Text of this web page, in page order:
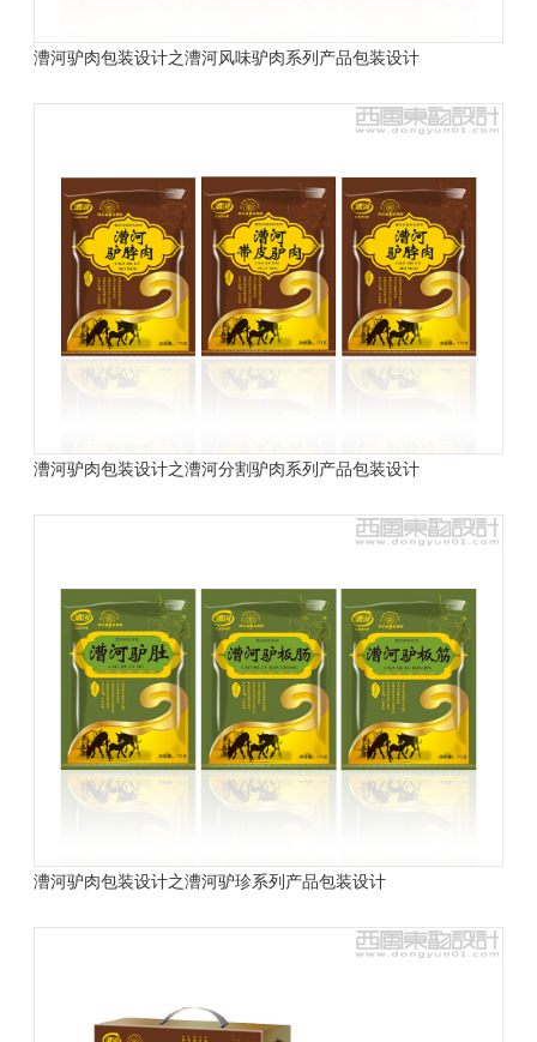
漕河驴肉包装设计之漕河风味驴肉系列产品包装设计
漕河驴肉包装设计之漕河分割驴肉系列产品包装设计
漕河驴肉包装设计之漕河驴珍系列产品包装设计